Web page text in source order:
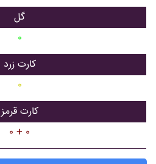
گل
۰
کارت زرد
۰
کارت قرمز
۰ + ۰